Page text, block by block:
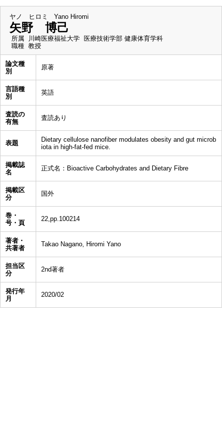
ヤノ ヒロミ Yano Hiromi
矢野 博己
所属
川崎医療福祉大学 医療技術学部 健康体育学科
職種 教授
論文種
別
原著
言語種
別
英語
査読の
有無
査読あり
表題
Dietary cellulose nanofiber modulates obesity and gut microb
iota in high-fat-fed mice.
掲載誌
名
正式名：Bioactive Carbohydrates and Dietary Fibre
掲載区
分
国外
巻・
号・頁
22,pp.100214
著者・
共著者
Takao Nagano, Hiromi Yano
担当区
分
2nd著者
発行年
月
2020/02